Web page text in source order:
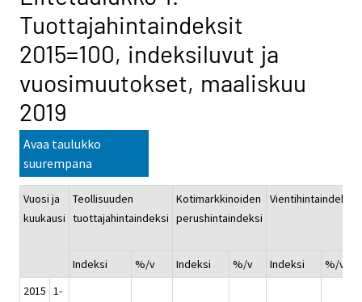
Tuottajahintaindeksit
2015=100, indeksiluvut ja
vuosimuutokset, maaliskuu
2019
Avaa taulukko
suurempana
Vuosi ja
kuukausi
Teollisuuden
tuottajahintaindeksi
Kotimarkkinoiden
perushintaindeksi
Vientihintaindeksi
Indeksi %/v Indeksi %/v Indeksi
%/v
2015 1-